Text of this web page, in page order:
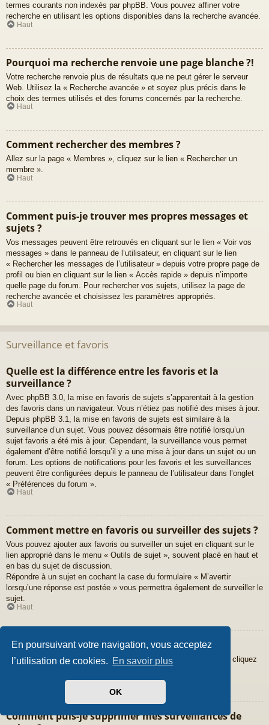
En poursuivant votre navigation, vous acceptez
l’utilisation de cookies. En savoir plus
OK
termes courants non indexés par phpBB. Vous pouvez affiner votre
recherche en utilisant les options disponibles dans la recherche avancée.
Haut
Pourquoi ma recherche renvoie une page blanche ?!
Votre recherche renvoie plus de résultats que ne peut gérer le serveur
Web. Utilisez la « Recherche avancée » et soyez plus précis dans le
choix des termes utilisés et des forums concernés par la recherche.
Haut
Comment rechercher des membres ?
Allez sur la page « Membres », cliquez sur le lien « Rechercher un
membre ».
Haut
Comment puis-je trouver mes propres messages et
sujets ?
Vos messages peuvent être retrouvés en cliquant sur le lien « Voir vos
messages » dans le panneau de l’utilisateur, en cliquant sur le lien
« Rechercher les messages de l’utilisateur » depuis votre propre page de
profil ou bien en cliquant sur le lien « Accès rapide » depuis n’importe
quelle page du forum. Pour rechercher vos sujets, utilisez la page de
recherche avancée et choisissez les paramètres appropriés.
Haut
Surveillance et favoris
Quelle est la différence entre les favoris et la
surveillance ?
Avec phpBB 3.0, la mise en favoris de sujets s’apparentait à la gestion
des favoris dans un navigateur. Vous n’étiez pas notifié des mises à jour.
Depuis phpBB 3.1, la mise en favoris de sujets est similaire à la
surveillance d’un sujet. Vous pouvez désormais être notifié lorsqu’un
sujet favoris a été mis à jour. Cependant, la surveillance vous permet
également d’être notifié lorsqu’il y a une mise à jour dans un sujet ou un
forum. Les options de notifications pour les favoris et les surveillances
peuvent être configurées depuis le panneau de l’utilisateur dans l’onglet
« Préférences du forum ».
Haut
Comment mettre en favoris ou surveiller des sujets ?
Vous pouvez ajouter aux favoris ou surveiller un sujet en cliquant sur le
lien approprié dans le menu « Outils de sujet », souvent placé en haut et
en bas du sujet de discussion.
Répondre à un sujet en cochant la case du formulaire « M’avertir
lorsqu’une réponse est postée » vous permettra également de surveiller le
sujet.
Haut
Comment surveiller des forums ?
Pour surveiller un forum en particulier, une fois entré sur celui-ci, cliquez
Comment puis-je supprimer mes surveillances de